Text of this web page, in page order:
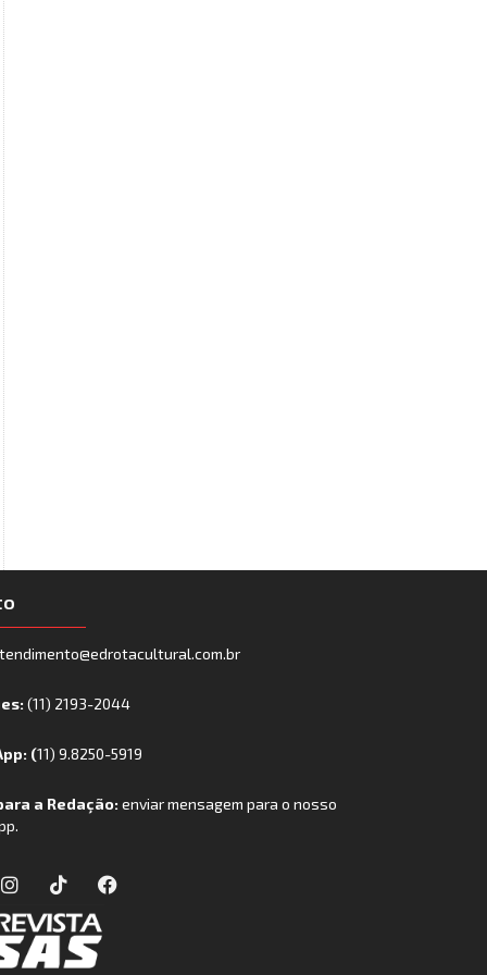
(11) 2193-2044
(11) 9.8250-5919
a Redação:enviar mensagem para o nosso